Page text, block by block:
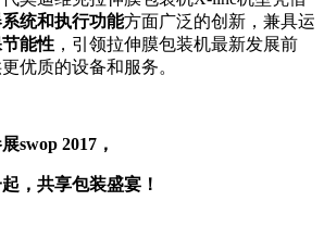
统和执行功能方面广泛的创新，兼具运
能性 ，引领拉伸膜包装机最新发展前
优质的设备和服务。
swop 2017，
，共享包装盛宴！